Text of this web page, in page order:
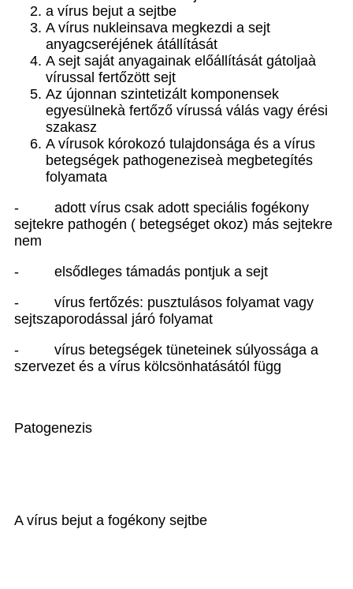
a vírus bejut a sejtbe
A vírus nukleinsava megkezdi a sejt
anyagcseréjének átállítását
A sejt saját anyagainak előállítását gátoljaà
vírussal fertőzött sejt
Az újonnan szintetizált komponensek
egyesülnekà fertőző vírussá válás vagy érési
szakasz
A vírusok kórokozó tulajdonsága és a vírus
betegségek pathogeneziseà megbetegítés
folyamata
-
adott vírus csak adott speciális fogékony
sejtekre pathogén ( betegséget okoz) más sejtekre
nem
-
elsődleges támadás pontjuk a sejt
-
vírus fertőzés: pusztulásos folyamat vagy
sejtszaporodással járó folyamat
-
vírus betegségek tüneteinek súlyossága a
szervezet és a vírus kölcsönhatásától függ
Patogenezis
A vírus bejut a fogékony sejtbe